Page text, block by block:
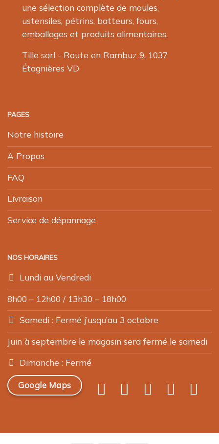
une sélection complète de moules,
ustensiles, pétrins, batteurs, fours,
emballages et produits alimentaires.
Tille sarl - Route en Rambuz 9, 1037
Étagnières VD
PAGES
Notre histoire
A Propos
FAQ
Livraison
Service de dépannage
NOS HORAIRES
Lundi au Vendredi
8h00 – 12h00 / 13h30 – 18h00
Samedi : Fermé j’usqu’au 3 octobre
Juin à septembre le magasin sera fermé le samedi
Dimanche : Fermé
Google Maps